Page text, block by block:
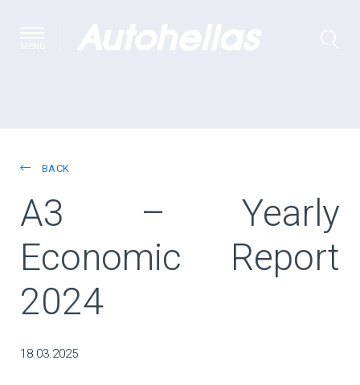
BACK
A3 – Yearly
Economic Report
2024
18.03.2025